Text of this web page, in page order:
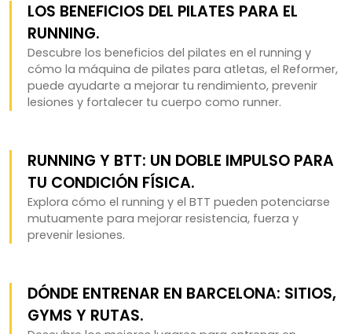
LOS BENEFICIOS DEL PILATES PARA EL
RUNNING.
Descubre los beneficios del pilates en el running y
cómo la máquina de pilates para atletas, el Reformer,
puede ayudarte a mejorar tu rendimiento, prevenir
lesiones y fortalecer tu cuerpo como runner.
RUNNING Y BTT: UN DOBLE IMPULSO PARA
TU CONDICIÓN FÍSICA.
Explora cómo el running y el BTT pueden potenciarse
mutuamente para mejorar resistencia, fuerza y
prevenir lesiones.
DÓNDE ENTRENAR EN BARCELONA: SITIOS,
GYMS Y RUTAS.